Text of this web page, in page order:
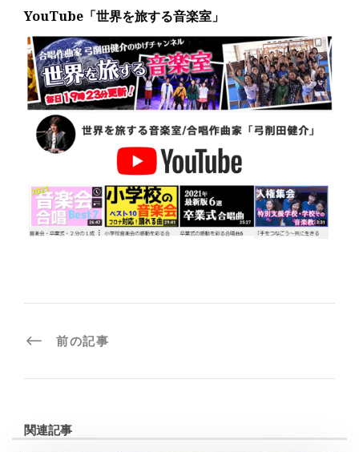
YouTube「世界を旅する音楽室」
前の記事
関連記事